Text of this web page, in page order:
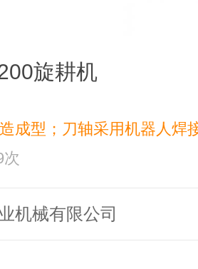
旋耕机
成型；刀轴采用机器人焊
次
机械有限公司